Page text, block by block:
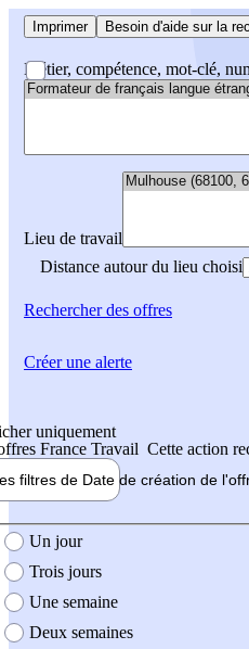
Imprimer Besoin d'aide sur la
Métier, compétence, mot-clé,
Lieu de travail
Distance autour du lieu choisi
Rechercherdes offres
uniquement
France Travail Cette action
filtres de Date de création de
création de l'offre
Un jour
Trois jours
Une semaine
Deux semaines
Créer une alerte